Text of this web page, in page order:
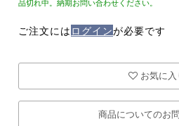
品切れ中。納期お問い合わせください。
ご注文には ログインが必要です
お気に入
商品についてのお